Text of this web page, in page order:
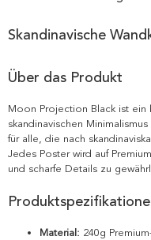
Skandinavische
Über das Produkt
Moon Projection Black ist ein
skandinavischen
für alle, die nach
Jedes Poster wird auf
und scharfe Details zu
Material: 240g